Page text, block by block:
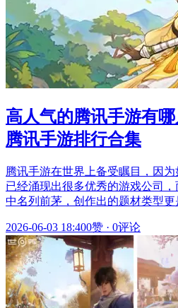
高人气的腾讯手游有
腾讯手游排行合集
腾讯手游在世界上备受瞩目，因为
已经涌现出很多优秀的游戏公司
中名列前茅，创作出的题材类型
2026-06-03 18:400赞 · 0评论